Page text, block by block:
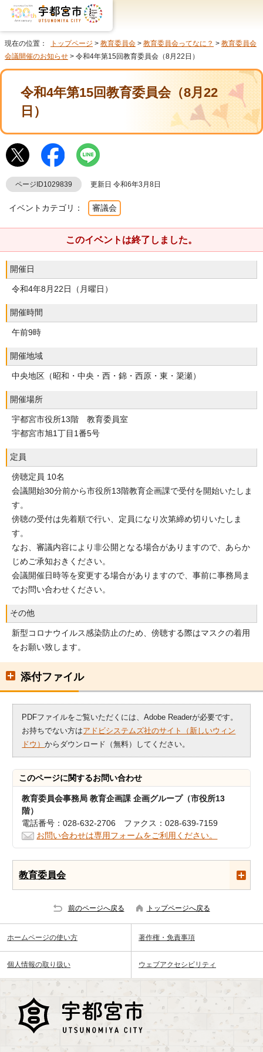
現在の位置： トップページ > 教育委員会 > 教育委員会ってなに？ > 教育委員会
会議開催のお知らせ > 令和4年第15回教育委員会（8月22日）
令和4年第15回教育委員会（8月22
日）
ページID1029839 更新日 令和6年3月8日
イベントカテゴリ： 審議会
このイベントは終了しました。
開催日
令和4年8月22日（月曜日）
開催時間
午前9時
開催地域
中央地区（昭和・中央・西・錦・西原・東・簗瀬）
開催場所
宇都宮市役所13階 教育委員室
宇都宮市旭1丁目1番5号
定員
傍聴定員 10名
会議開始30分前から市役所13階教育企画課で受付を開始いたしま
す。
傍聴の受付は先着順で行い、定員になり次第締め切りいたしま
す。
なお、審議内容により非公開となる場合がありますので、あらか
じめご承知おきください。
会議開催日時等を変更する場合がありますので、事前に事務局ま
でお問い合わせください。
その他
新型コロナウイルス感染防止のため、傍聴する際はマスクの着用
をお願い致します。
添付ファイル
PDFファイルをご覧いただくには、Adobe Readerが必要です。
お持ちでない方はアドビシステムズ社のサイト（新しいウィン
ドウ）からダウンロード（無料）してください。
このページに関するお問い合わせ
教育委員会事務局 教育企画課 企画グループ（市役所13
階）
電話番号：028-632-2706 ファクス：028-639-7159
お問い合わせは専用フォームをご利用ください。
教育委員会
前のページへ戻る トップページへ戻る
ホームページの使い方 著作権・免責事項
個人情報の取り扱い ウェブアクセシビリティ